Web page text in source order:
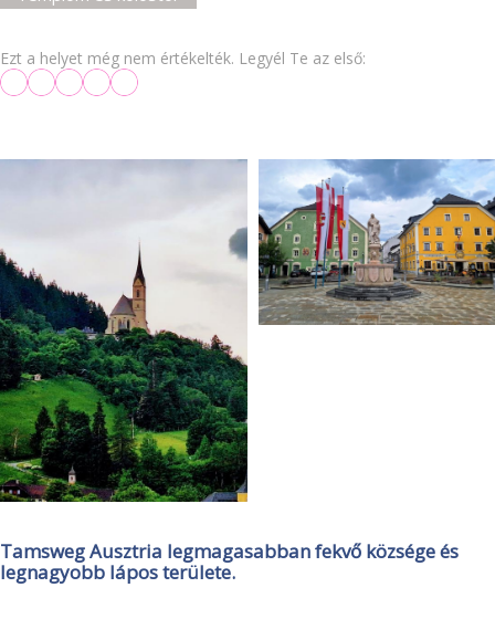
Ezt a helyet még nem értékelték. Legyél Te az első:
Tamsweg Ausztria legmagasabban fekvő községe és
legnagyobb lápos területe.